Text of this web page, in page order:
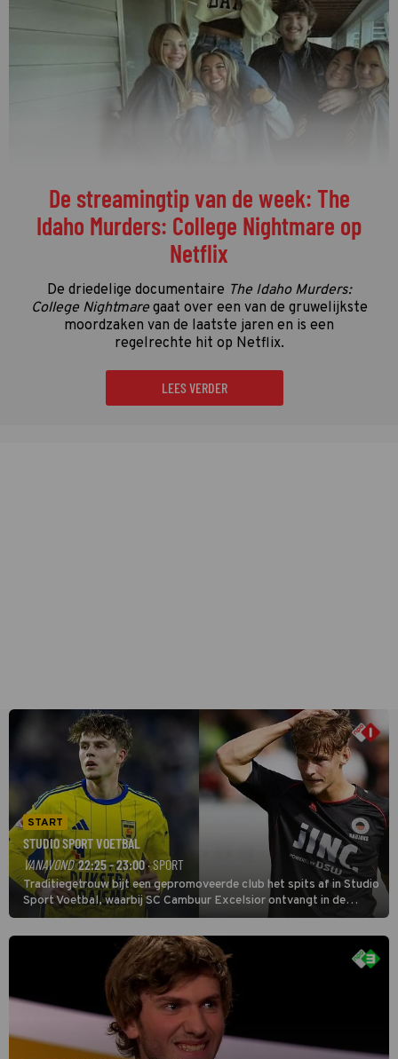
De streamingtip van de week: The
Idaho Murders: College Nightmare op
Netflix
De driedelige documentaire The Idaho Murders:
College Nightmaregaat over een van de gruwelijkste
moordzaken van de laatste jaren en is een
regelrechte hit op Netflix.
LEES VERDER
START
STUDIO SPORT VOETBAL
VANAVOND 22:25 - 23:00· SPORT
Traditiegetrouw bijt een gepromoveerde club het spits af in Studio
Sport Voetbal, waarbij SC Cambuur Excelsior ontvangt in de
eerste wedstrijd van het nieuwe Eredivisieseizoen. De nieuwe
oefenmeester is Johan Plat en hij wil aanvallend voetballen.